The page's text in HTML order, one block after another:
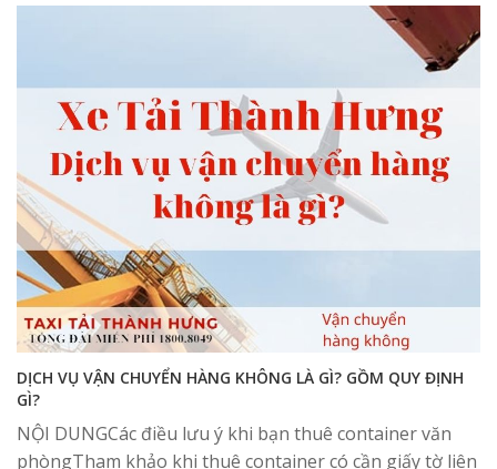
DỊCH VỤ VẬN CHUYỂN HÀNG KHÔNG LÀ GÌ? GỒM QUY ĐỊNH
GÌ?
NỘI DUNGCác điều lưu ý khi bạn thuê container văn
phòngTham khảo khi thuê container có cần giấy tờ liên